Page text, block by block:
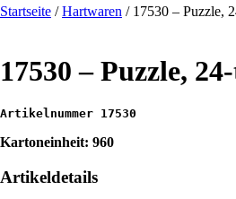
Startseite /Hartwaren / 17530 – Puzzle,
17530 – Puzzle,
Artikelnummer 17530
Kartoneinheit: 960
Artikeldetails